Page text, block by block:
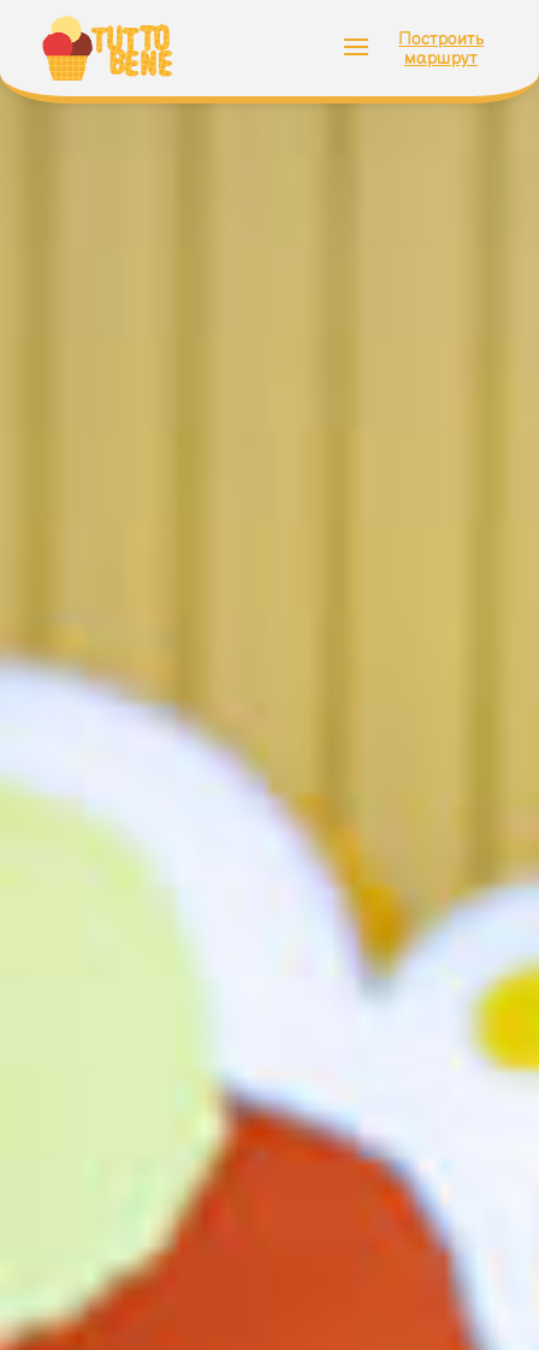
Построить
маршрут